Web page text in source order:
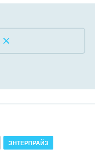
ЭНТЕРПРАЙЗ